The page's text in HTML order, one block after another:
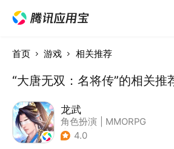
首页 游戏 相关推荐
“大唐无双：名将传”的相关推
龙武
角色扮演
MMORPG
| 武侠
4.0